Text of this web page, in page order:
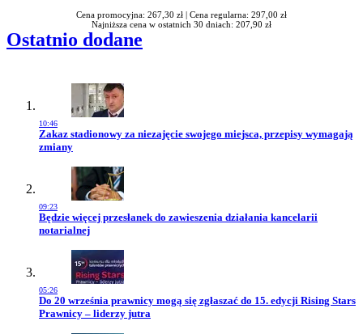
Cena promocyjna: 267,30 zł | Cena regularna: 297,00 zł
Najniższa cena w ostatnich 30 dniach: 207,90 zł
Ostatnio dodane
10:46
Przejdź do artykułu:
Zakaz stadionowy za niezajęcie swojego miejsca, przepisy wymagają
zmiany
09:23
Przejdź do artykułu:
Będzie więcej przesłanek do zawieszenia działania kancelarii
notarialnej
05:26
Przejdź do artykułu:
Do 20 września prawnicy mogą się zgłaszać do 15. edycji Rising Stars
Prawnicy – liderzy jutra